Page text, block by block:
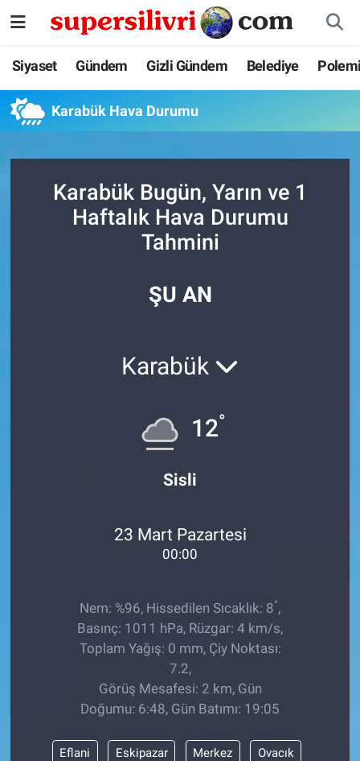
Siyaset Gündem Gizli Gündem Belediye
Karabük Hava Durumu
Karabük Bugün, Yarın ve 1
Haftalık Hava Durumu
Tahmini
ŞU AN
Karabük
12°
Sisli
23 Mart Pazartesi
00:00
Nem: %96, Hissedilen Sıcaklık: 8°,
Basınç: 1011 hPa, Rüzgar: 4 km/s,
Toplam Yağış: 0 mm, Çiy Noktası:
7.2,
Görüş Mesafesi: 2 km, Gün
Doğumu: 6:48, Gün Batımı: 19:05
Eflani Eskipazar Merkez Ovacık
Siyaset
Gündem
Belediye
Polemik
İstanbul Nöbetçi Eczaneler
İstanbul Hava Durumu
İstanbul Trafik Yoğunluk Haritası
Süper Lig Puan Durumu ve Fikstür
Son Dakika Haberleri